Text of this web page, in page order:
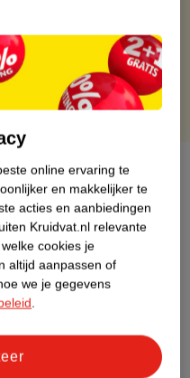
online ervaring te
en makkelijker te
acties en aanbiedingen
Kruidvat.nl relevante
cookies je
altijd aanpassen of
we je gegevens
.